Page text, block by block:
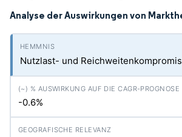
Analyse der Auswirkungen von
Nutzlast- und
-0.6%